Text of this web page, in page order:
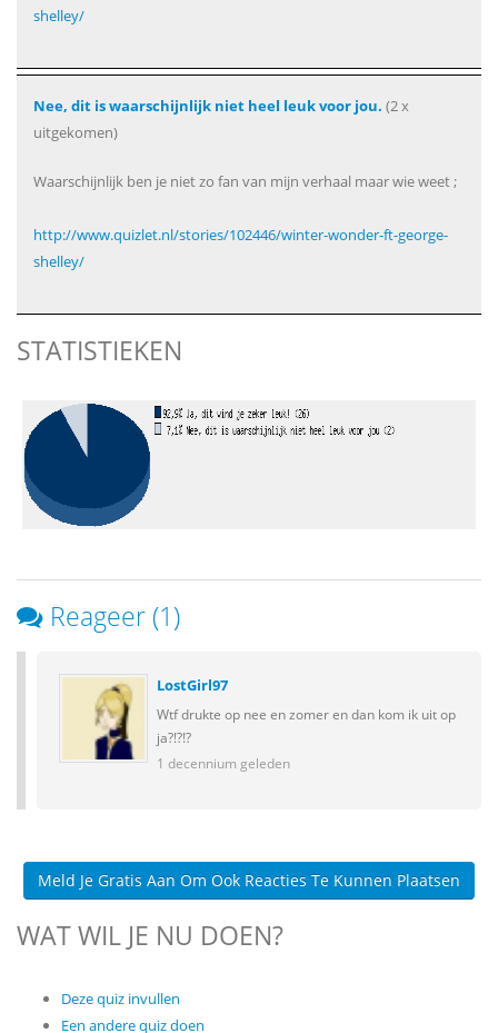
shelley/
Nee, dit is waarschijnlijk niet heel leuk voor jou. (2 x
uitgekomen)
Waarschijnlijk ben je niet zo fan van mijn verhaal maar wie weet ;
http://www.quizlet.nl/stories/102446/winter-wonder-ft-george-
shelley/
STATISTIEKEN
Reageer (1)
LostGirl97
Wtf drukte op nee en zomer en dan kom ik uit op
ja?!?!?
1 decennium geleden
Meld Je Gratis Aan Om Ook Reacties Te Kunnen Plaatsen
WAT WIL JE NU DOEN?
Deze quiz invullen
Een andere quiz doen